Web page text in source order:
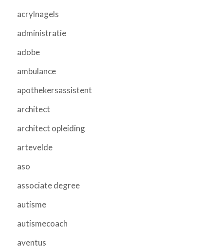
acrylnagels
administratie
adobe
ambulance
apothekersassistent
architect
architect opleiding
artevelde
aso
associate degree
autisme
autismecoach
aventus